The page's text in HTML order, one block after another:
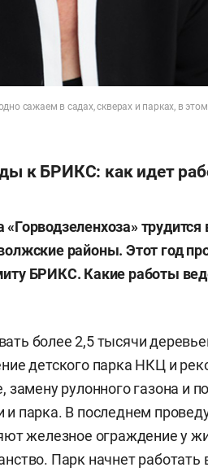
сажаем в садах, скверах и парках, в
к БРИКС: как идет
районы. Этот год
БРИКС. Какие работы
более 2,5 тысячи
детского парка НКЦ и
замену рулонного газона и
парка. В последнем
железное ограждение у
Парк начнет работать